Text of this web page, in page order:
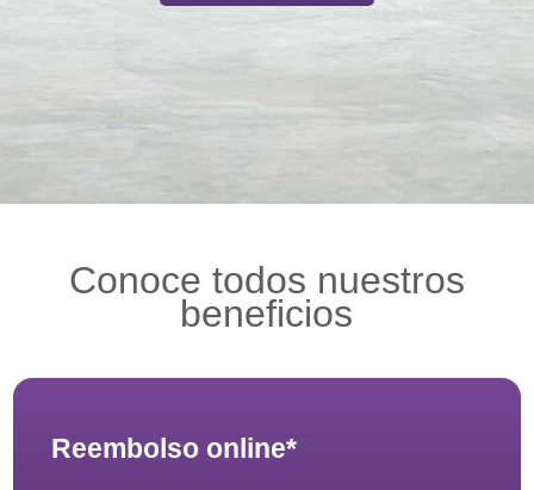
Conoce todos nuestros
beneficios
Reembolso online*